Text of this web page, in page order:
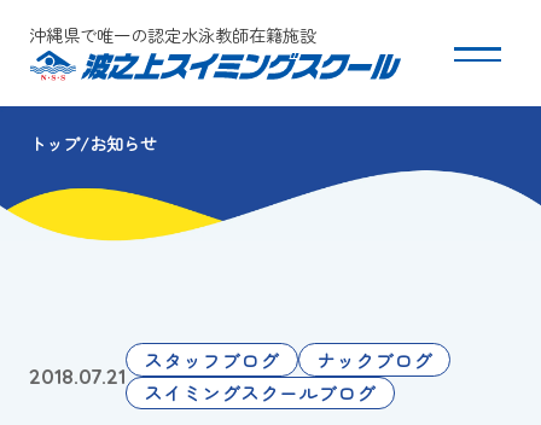
沖縄県で唯一の認定水泳教師在籍施設
スクールについて
コース・クラス紹介
団体会員募集
トップ お知らせ
2018.07.21
スタッフブログ
ナックブログ
スイミングスクールブログ